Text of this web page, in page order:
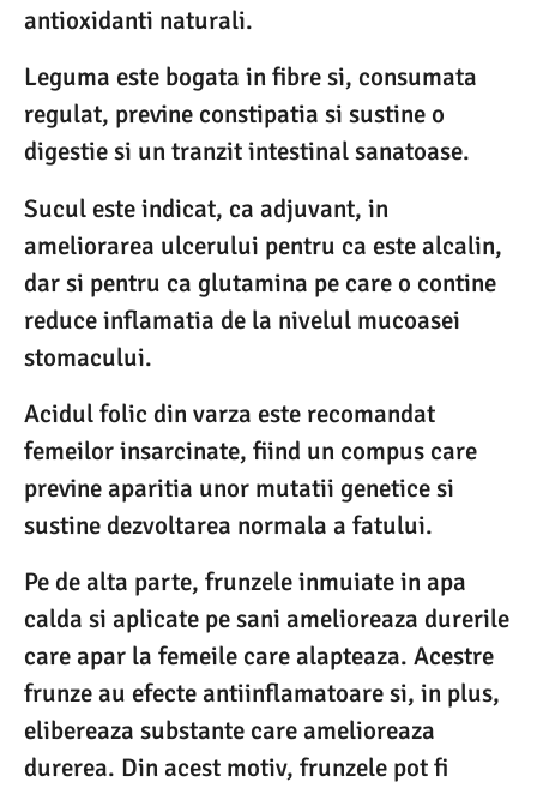
antioxidanti naturali.
Leguma este bogata in fibre si, consumata
regulat, previne constipatia si sustine o
digestie si un tranzit intestinal sanatoase.
Sucul este indicat, ca adjuvant, in
ameliorarea ulcerului pentru ca este alcalin,
dar si pentru ca glutamina pe care o contine
reduce inflamatia de la nivelul mucoasei
stomacului.
Acidul folic din varza este recomandat
femeilor insarcinate, fiind un compus care
previne aparitia unor mutatii genetice si
sustine dezvoltarea normala a fatului.
Pe de alta parte, frunzele inmuiate in apa
calda si aplicate pe sani amelioreaza durerile
care apar la femeile care alapteaza. Acestre
frunze au efecte antiinflamatoare si, in plus,
elibereaza substante care amelioreaza
durerea. Din acest motiv, frunzele pot fi